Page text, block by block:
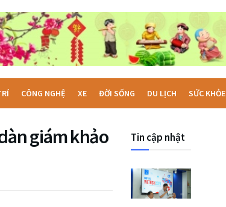
CÔNG NGHỆ XE ĐỜI SỐNG DU LỊCH SỨC KHỎE
giám khảo
Tin cập nhật